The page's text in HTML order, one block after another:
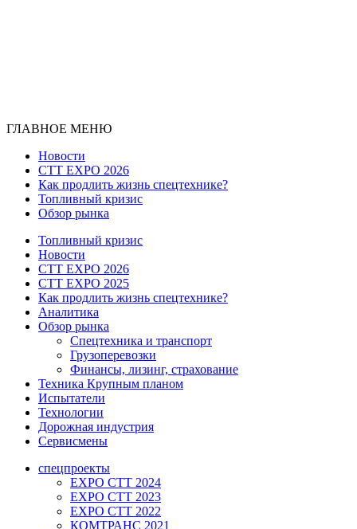
ГЛАВНОЕ МЕНЮ
Новости
CTT EXPO 2026
Как продлить жизнь спецтехнике?
Топливный кризис
Обзор рынка
Топливный кризис
Новости
CTT EXPO 2026
CTT EXPO 2025
Как продлить жизнь спецтехнике?
Аналитика
Обзор рынка
Спецтехника и транспорт
Грузоперевозки
Финансы, лизинг, страхование
Техника Крупным планом
Испытатели
Технологии
Дорожная индустрия
Сервисмены
спецпроекты
EXPO CTT 2024
EXPO CTT 2023
EXPO CTT 2022
КОМТРАНС 2021